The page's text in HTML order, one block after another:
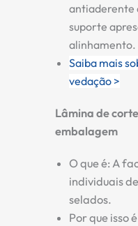
antiaderente
suporte
alinhamento.
Saiba mais
vedação >
Lâmina de
embalagem
O que é: A
individuais
selados.
Por que isso